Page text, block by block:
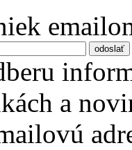
a